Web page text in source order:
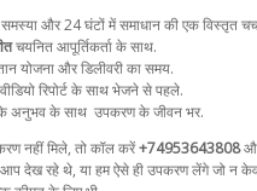
और 24 घंटों में समाधान की एक विस्तृत
चयनित आपूर्तिकर्ता के साथ.
योजना और डिलीवरी का समय.
वीडियो रिपोर्ट के साथ भेजने से पहले.
अनुभव के साथ उपकरण के जीवन भर.
नहीं मिले, तो कॉल करें+74953643808
देख रहे थे, या हम ऐसे ही उपकरण लेंगे जो न